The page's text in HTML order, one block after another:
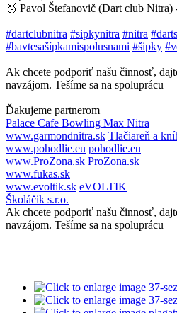
🥉 Pavol Štefanovič (Dart club
#dartclubnitra #sipkynitra #nitra #darts
#bavtesašípkamispolusnami #šipky
Ak chcete podporiť našu činnosť,
navzájom. Tešíme sa na spoluprácu
Ďakujeme partnerom
Palace Cafe Bowling Max Nitra
www.garmondnitra.sk Tlačiareň a
www.pohodlie.eu pohodlie.eu
www.ProZona.sk ProZona.sk
www.fukas.sk
www.evoltik.sk eVOLTIK
Školáčik s.r.o.
Ak chcete podporiť našu činnosť,
navzájom. Tešíme sa na spoluprácu